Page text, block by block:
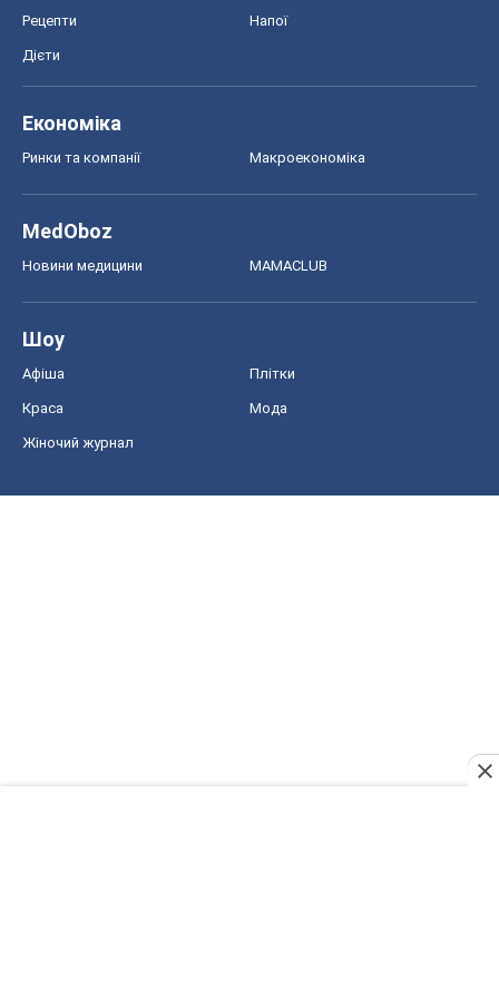
Рецепти Напої
Дієти
Економіка
Ринки та компанії Макроекономіка
MedOboz
Новини медицини MAMACLUB
Шоу
Афіша Плітки
Краса Мода
Жіночий журнал